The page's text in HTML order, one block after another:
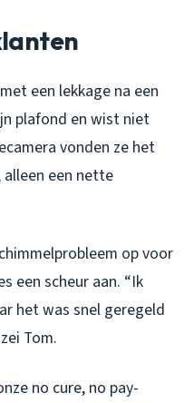
een lekkage na een
plafond en wist niet
vonden ze het
alleen een nette
op voor
een scheur aan. “Ik
het was snel geregeld
Tom.
no cure, no pay-